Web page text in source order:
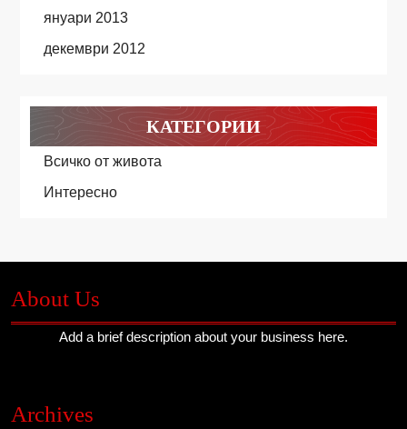
януари 2013
декември 2012
КАТЕГОРИИ
Всичко от живота
Интересно
About Us
Add a brief description about your business here.
Archives